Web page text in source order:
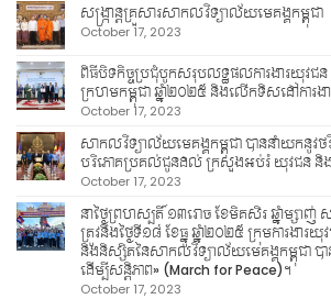
សង្ក្រាន្តគ្រួសារសាកលវិទ្យាល័យមេគង្គកម្ពុជា
October 17, 2023
ពិធីបិទកិច្ចប្រជុំបូកសរុបលទ្ធផលការងារយុវជន
ក្រហមកម្ពុជា ឆ្នាំ២០២៥ និងលើកទិសដៅការងា
October 17, 2023
សាកលវិទ្យាល័យមេគង្គកម្ពុជា បាននាំយកនូវ
បរិភោគប្រគល់ជូនដល់ ក្រសួងអប់រំ យុវជន និ
October 17, 2023
នាថ្ងៃព្រហស្បតិ៍ ១៣រោច ខែមិគសិរ ឆ្នាំម្សា
ត្រូវនឹងថ្ងៃទី១៨ ខែធ្នូ ឆ្នាំ២០២៥ ក្រុមការងា
និងនិស្សិតនៃសាកលវិទ្យាល័យមេគង្គកម្ពុជា បា
ដើម្បីសន្តិភាព» (March for Peace)។
October 17, 2023